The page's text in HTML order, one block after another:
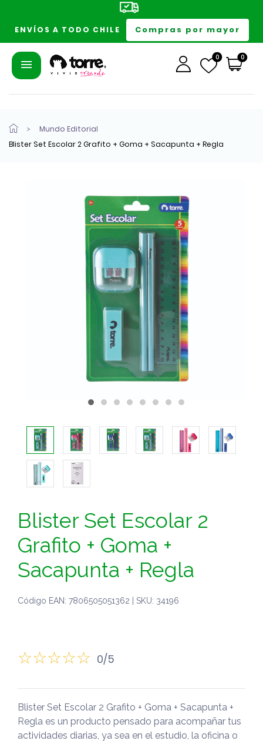
ENVÍOS A TODO CHILE Compras por mayor
0 0
Mundo Editorial
Blister Set Escolar 2 Grafito + Goma + Sacapunta + Regla
Blister Set Escolar 2
Grafito + Goma +
Sacapunta + Regla
Código EAN: 7806505051362 | SKU: 34196
0/5
Blister Set Escolar 2 Grafito + Goma + Sacapunta +
Regla es un producto pensado para acompañar tus
actividades diarias, ya sea en el estudio, la oficina o